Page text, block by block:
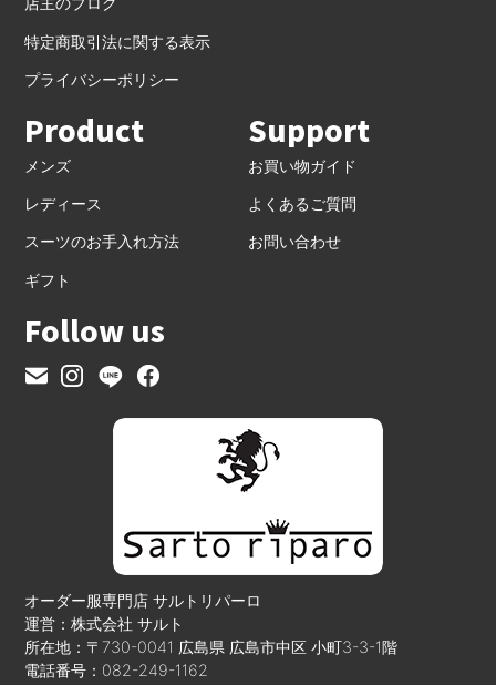
特定商取引法に関する表示
プライバシーポリシー
Product
メンズ
レディース
スーツのお手入れ方法
ギフト
Support
お買い物ガイド
よくあるご質問
お問い合わせ
Follow us
オーダー服専門店 サルトリパーロ
運営：株式会社 サルト
所在地：〒730-0041 広島県 広島市中区 小町3-3-1階
電話番号：082-249-1162